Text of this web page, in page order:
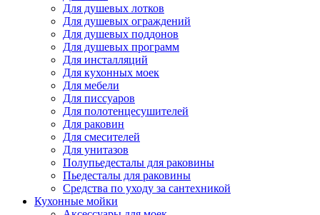
Для душевых лотков
Для душевых ограждений
Для душевых поддонов
Для душевых программ
Для инсталляций
Для кухонных моек
Для мебели
Для писсуаров
Для полотенцесушителей
Для раковин
Для смесителей
Для унитазов
Полупьедесталы для раковины
Пьедесталы для раковины
Средства по уходу за сантехникой
Кухонные мойки